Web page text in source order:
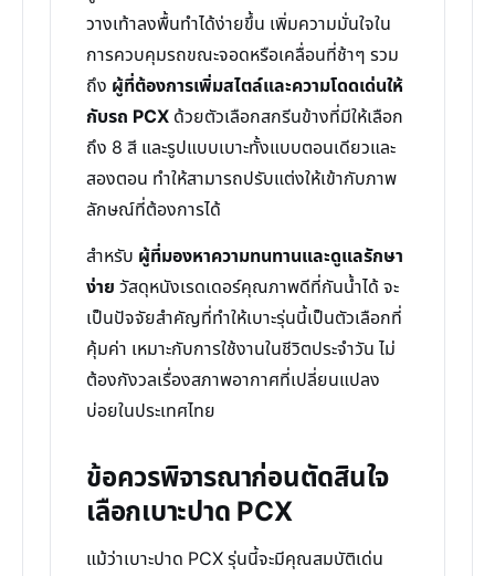
วางเท้าลงพื้นทำได้ง่ายขึ้น เพิ่มความมั่นใจใน
การควบคุมรถขณะจอดหรือเคลื่อนที่ช้าๆ รวม
ถึง ผู้ที่ต้องการเพิ่มสไตล์และความโดดเด่นให้
กับรถ PCX ด้วยตัวเลือกสกรีนข้างที่มีให้เลือก
ถึง 8 สี และรูปแบบเบาะทั้งแบบตอนเดียวและ
สองตอน ทำให้สามารถปรับแต่งให้เข้ากับภาพ
ลักษณ์ที่ต้องการได้
สำหรับ ผู้ที่มองหาความทนทานและดูแลรักษา
ง่าย วัสดุหนังเรดเดอร์คุณภาพดีที่กันน้ำได้ จะ
เป็นปัจจัยสำคัญที่ทำให้เบาะรุ่นนี้เป็นตัวเลือกที่
คุ้มค่า เหมาะกับการใช้งานในชีวิตประจำวัน ไม่
ต้องกังวลเรื่องสภาพอากาศที่เปลี่ยนแปลง
บ่อยในประเทศไทย
ข้อควรพิจารณาก่อนตัดสินใจ
เลือกเบาะปาด PCX
แม้ว่าเบาะปาด PCX รุ่นนี้จะมีคุณสมบัติเด่น